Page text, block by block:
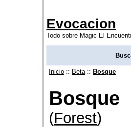
Evocacion
Todo sobre Magic El
Inicio :: Beta :: Bosque
Bosque
(Forest)